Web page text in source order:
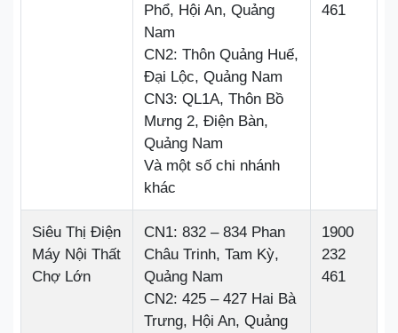
Phổ, Hội An, Quảng
Nam
CN2: Thôn Quảng Huế,
Đại Lộc, Quảng Nam
CN3: QL1A, Thôn Bồ
Mưng 2, Điện Bàn,
Quảng Nam
Và một số chi nhánh
khác
461
Siêu Thị Điện
Máy Nội Thất
Chợ Lớn
CN1: 832 – 834 Phan
Châu Trinh, Tam Kỳ,
Quảng Nam
CN2: 425 – 427 Hai Bà
Trưng, Hội An, Quảng
1900
232
461